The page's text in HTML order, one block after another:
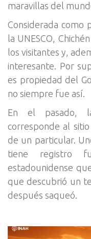
maravillas del
Considerada como
la UNESCO,
los visitantes y,
interesante. Por
es propiedad del
no siempre fue así.
En el pasado,
corresponde al
de un particular.
tiene registro
estadounidense
que descubrió un
después saqueó.